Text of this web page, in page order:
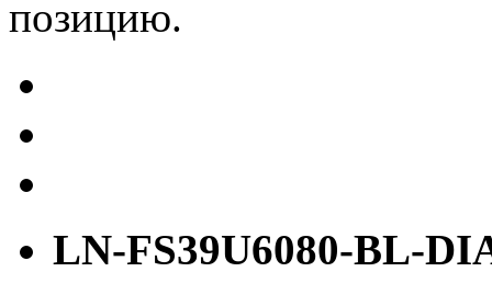
позицию.
LN-FS39U6080-BL-